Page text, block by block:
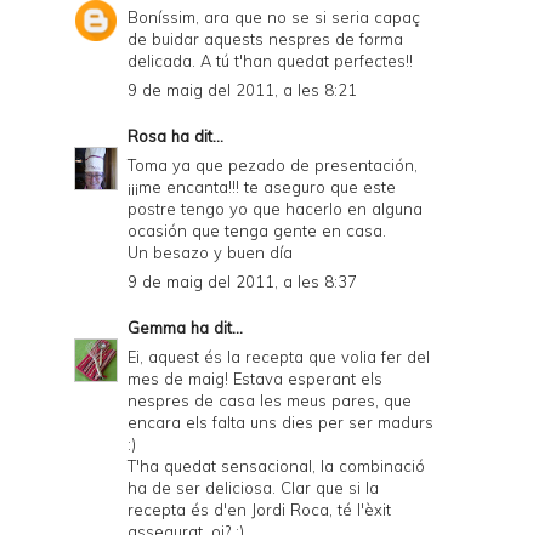
Boníssim, ara que no se si seria capaç
de buidar aquests nespres de forma
delicada. A tú t'han quedat perfectes!!
9 de maig del 2011, a les 8:21
Rosa ha dit...
Toma ya que pezado de presentación,
¡¡¡me encanta!!! te aseguro que este
postre tengo yo que hacerlo en alguna
ocasión que tenga gente en casa.
Un besazo y buen día
9 de maig del 2011, a les 8:37
Gemma ha dit...
Ei, aquest és la recepta que volia fer del
mes de maig! Estava esperant els
nespres de casa les meus pares, que
encara els falta uns dies per ser madurs
:)
T'ha quedat sensacional, la combinació
ha de ser deliciosa. Clar que si la
recepta és d'en Jordi Roca, té l'èxit